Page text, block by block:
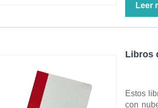
Leer
Libros
Estos
con